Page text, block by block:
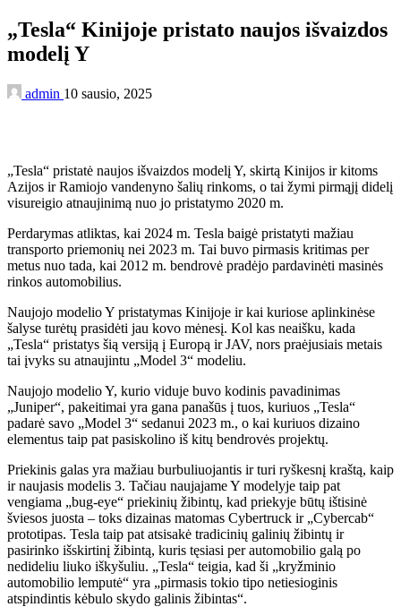
„Tesla“ Kinijoje pristato naujos išvaizdos
modelį Y
admin 10 sausio, 2025
„Tesla“ pristatė naujos išvaizdos modelį Y, skirtą Kinijos ir kitoms
Azijos ir Ramiojo vandenyno šalių rinkoms, o tai žymi pirmąjį didelį
visureigio atnaujinimą nuo jo pristatymo 2020 m.
Perdarymas atliktas, kai 2024 m. Tesla baigė pristatyti mažiau
transporto priemonių nei 2023 m. Tai buvo pirmasis kritimas per
metus nuo tada, kai 2012 m. bendrovė pradėjo pardavinėti masinės
rinkos automobilius.
Naujojo modelio Y pristatymas Kinijoje ir kai kuriose aplinkinėse
šalyse turėtų prasidėti jau kovo mėnesį. Kol kas neaišku, kada
„Tesla“ pristatys šią versiją į Europą ir JAV, nors praėjusiais metais
tai įvyks su atnaujintu „Model 3“ modeliu.
Naujojo modelio Y, kurio viduje buvo kodinis pavadinimas
„Juniper“, pakeitimai yra gana panašūs į tuos, kuriuos „Tesla“
padarė savo „Model 3“ sedanui 2023 m., o kai kuriuos dizaino
elementus taip pat pasiskolino iš kitų bendrovės projektų.
Priekinis galas yra mažiau burbuliuojantis ir turi ryškesnį kraštą, kaip
ir naujasis modelis 3. Tačiau naujajame Y modelyje taip pat
vengiama „bug-eye“ priekinių žibintų, kad priekyje būtų ištisinė
šviesos juosta – toks dizainas matomas Cybertruck ir „Cybercab“
prototipas. Tesla taip pat atsisakė tradicinių galinių žibintų ir
pasirinko išskirtinį žibintą, kuris tęsiasi per automobilio galą po
nedideliu liuko iškyšuliu. „Tesla“ teigia, kad ši „kryžminio
automobilio lemputė“ yra „pirmasis tokio tipo netiesioginis
atspindintis kėbulo skydo galinis žibintas“.